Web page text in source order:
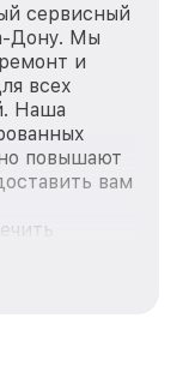
сервисный
Дону. Мы
и
всех
Наша
повышают
вам
для
Acer, вне